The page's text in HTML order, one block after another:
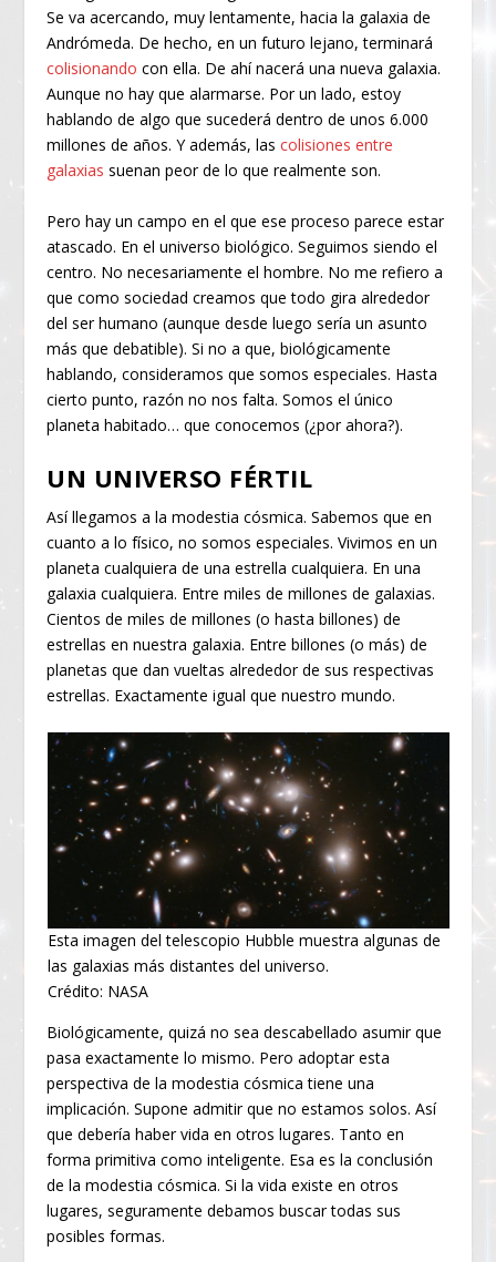
Se va acercando, muy lentamente, hacia la galaxia de
Andrómeda. De hecho, en un futuro lejano, terminará
colisionando con ella. De ahí nacerá una nueva galaxia.
Aunque no hay que alarmarse. Por un lado, estoy
hablando de algo que sucederá dentro de unos 6.000
millones de años. Y además, lascolisiones entre
galaxias suenan peor de lo que realmente son.
Pero hay un campo en el que ese proceso parece estar
atascado. En el universo biológico. Seguimos siendo el
centro. No necesariamente el hombre. No me refiero a
que como sociedad creamos que todo gira alrededor
del ser humano (aunque desde luego sería un asunto
más que debatible). Si no a que, biológicamente
hablando, consideramos que somos especiales. Hasta
cierto punto, razón no nos falta. Somos el único
planeta habitado… que conocemos (¿por ahora?).
UN UNIVERSO FÉRTIL
Así llegamos a la modestia cósmica. Sabemos que en
cuanto a lo físico, no somos especiales. Vivimos en un
planeta cualquiera de una estrella cualquiera. En una
galaxia cualquiera. Entre miles de millones de galaxias.
Cientos de miles de millones (o hasta billones) de
estrellas en nuestra galaxia. Entre billones (o más) de
planetas que dan vueltas alrededor de sus respectivas
estrellas. Exactamente igual que nuestro mundo.
Esta imagen del telescopio Hubble muestra algunas de
las galaxias más distantes del universo.
Crédito: NASA
Biológicamente, quizá no sea descabellado asumir que
pasa exactamente lo mismo. Pero adoptar esta
perspectiva de la modestia cósmica tiene una
implicación. Supone admitir que no estamos solos. Así
que debería haber vida en otros lugares. Tanto en
forma primitiva como inteligente. Esa es la conclusión
de la modestia cósmica. Si la vida existe en otros
lugares, seguramente debamos buscar todas sus
posibles formas.